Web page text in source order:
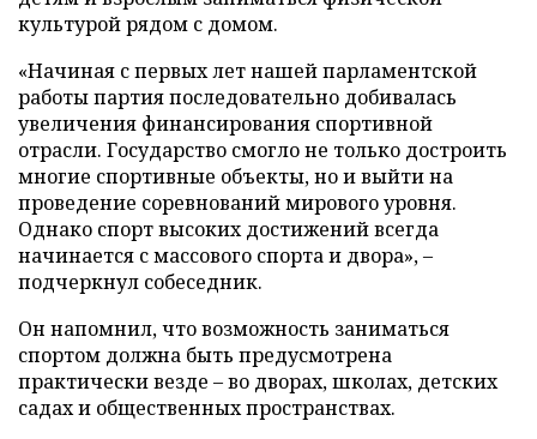
культурой рядом с домом.
«Начиная с первых лет нашей парламентской
работы партия последовательно добивалась
увеличения финансирования спортивной
отрасли. Государство смогло не только достроить
многие спортивные объекты, но и выйти на
проведение соревнований мирового уровня.
Однако спорт высоких достижений всегда
начинается с массового спорта и двора», –
подчеркнул собеседник.
Он напомнил, что возможность заниматься
спортом должна быть предусмотрена
практически везде – во дворах, школах, детских
садах и общественных пространствах.